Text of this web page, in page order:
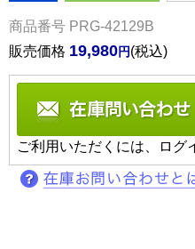
商品番号 PRG-42129B
販売価格 19,980 税込
ご利用いただくには、ログ